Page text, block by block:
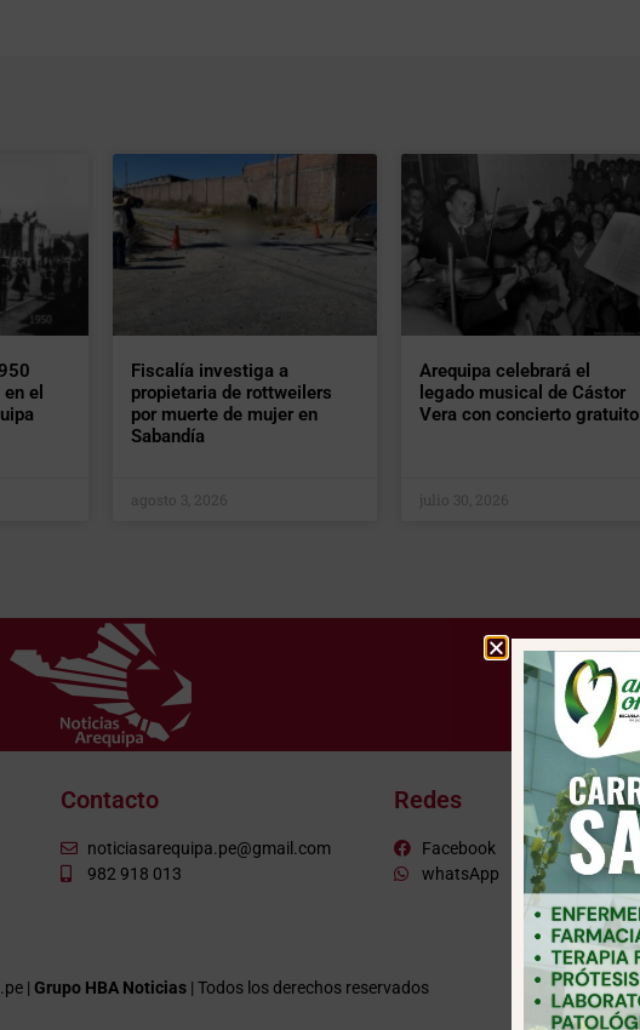
el
Fiscalía investiga a
propietaria de rottweilers
por muerte de mujer en
Sabandía
agosto 3, 2026
Arequipa celebrará el
legado musical de Cástor
Vera con concierto gratuito
julio 30, 2026
Contacto
noticiasarequipa.pe@gmail.com
982 918 013
Redes
Facebook
whatsApp
| Grupo HBA Noticias | Todos los derechos reservados